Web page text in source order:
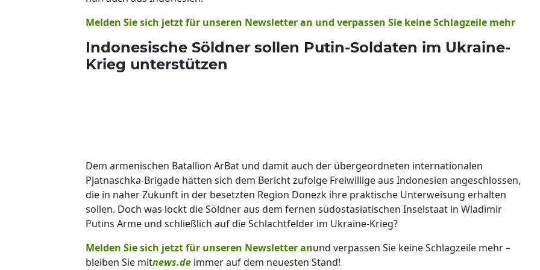
Melden Sie sich jetzt für unseren Newsletter an und verpassen Sie keine Schlagzeile mehr
Indonesische Söldner sollen Putin-Soldaten im Ukraine-
Krieg unterstützen
Dem armenischen Batallion ArBat und damit auch der übergeordneten internationalen
Pjatnaschka-Brigade hätten sich dem Bericht zufolge Freiwillige aus Indonesien angeschlossen,
die in naher Zukunft in der besetzten Region Donezk ihre praktische Unterweisung erhalten
sollen. Doch was lockt die Söldner aus dem fernen südostasiatischen Inselstaat in Wladimir
Putins Arme und schließlich auf die Schlachtfelder im Ukraine-Krieg?
Melden Sie sich jetzt für unseren Newsletter anund verpassen Sie keine Schlagzeile mehr –
bleiben Sie mitnews.de immer auf dem neuesten Stand!